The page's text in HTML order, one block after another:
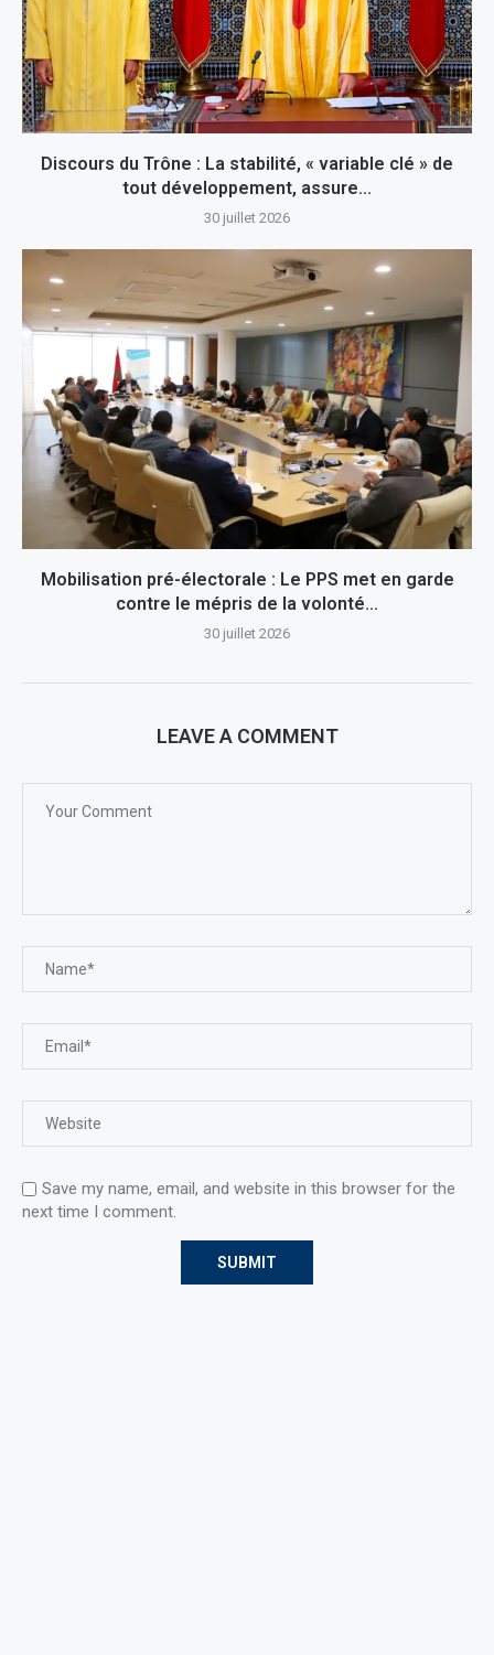
Discours du Trône : La stabilité, « variable clé » de
tout développement, assure...
30 juillet 2026
Mobilisation pré-électorale : Le PPS met en garde
contre le mépris de la volonté...
30 juillet 2026
LEAVE A COMMENT
Save my name, email, and website in this browser for the
next time I comment.